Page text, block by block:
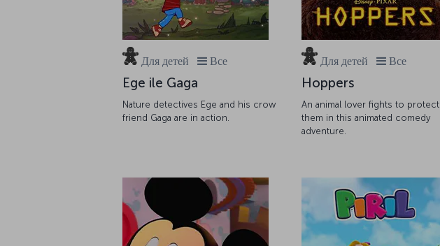
Для детей Все
Ege ile Gaga
Nature detectives Ege and his crow
friend Gaga are in action.
Для детей Все
Hoppers
An animal lover fights to protect
them in this animated comedy
adventure.